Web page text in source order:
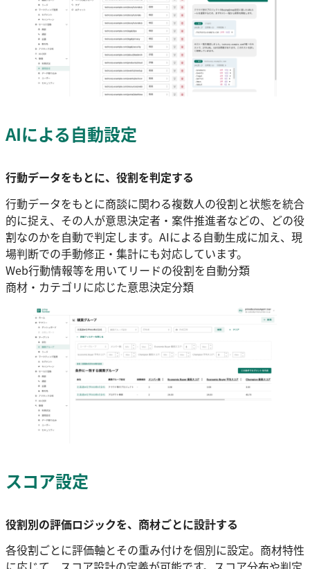
AIによる自動設定
行動データをもとに、役割を判定する
行動データをもとに商談に関わる複数人の役割と状態を統合
的に捉え、その人が意思決定者・案件推進者などの、どの役
割なのかを自動で判定します。AIによる自動生成に加え、現
場判断での手動修正・集計にも対応しています。
Web行動情報等を用いてリードの役割を自動分類
商材・カテゴリに応じた意思決定分類
スコア設定
役割別の評価ロジックを、商材ごとに設計する
各役割ごとに評価軸とその重み付けを個別に設定。商材特性